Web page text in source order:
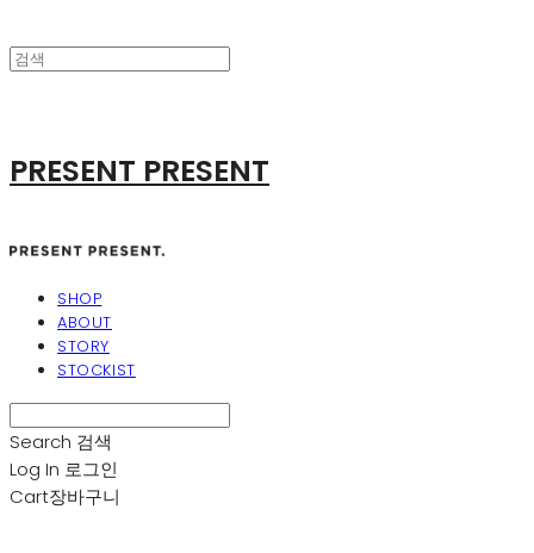
PRESENT PRESENT
SHOP
ABOUT
STORY
STOCKIST
Search 검색
Log In 로그인
Cart장바구니